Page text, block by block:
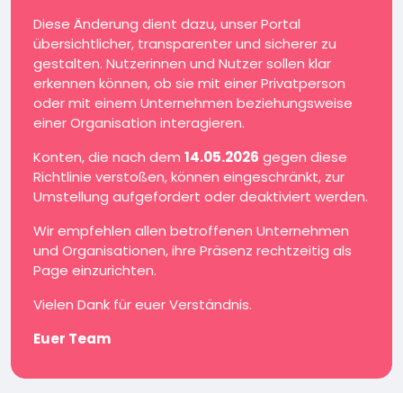
Diese Änderung dient dazu, unser Portal
übersichtlicher, transparenter und sicherer zu
gestalten. Nutzerinnen und Nutzer sollen klar
erkennen können, ob sie mit einer Privatperson
oder mit einem Unternehmen beziehungsweise
einer Organisation interagieren.
Konten, die nach dem 14.05.2026 gegen diese
Richtlinie verstoßen, können eingeschränkt, zur
Umstellung aufgefordert oder deaktiviert werden.
Wir empfehlen allen betroffenen Unternehmen
und Organisationen, ihre Präsenz rechtzeitig als
Page einzurichten.
Vielen Dank für euer Verständnis.
Euer Team